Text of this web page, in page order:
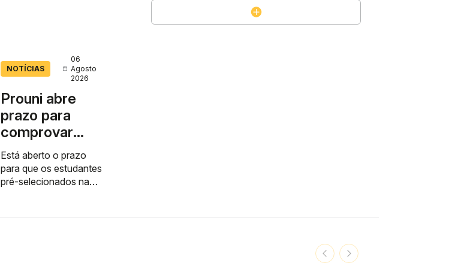
NOTÍCIAS
06
Agosto
2026
Prouni abre
prazo para
comprovar
informações
da inscrição
Está aberto o prazo
para que os estudantes
pré-selecionados na
para Todos (Prouni)